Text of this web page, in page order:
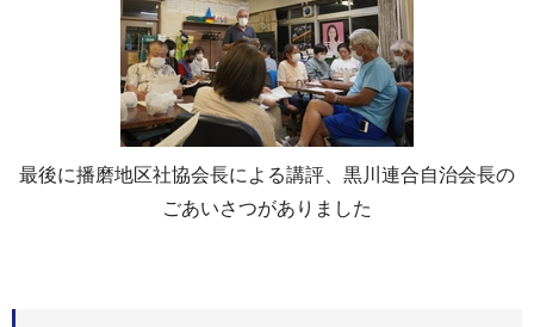
最後に播磨地区社協会長による講評、黒川連合自治会長の
ごあいさつがありました